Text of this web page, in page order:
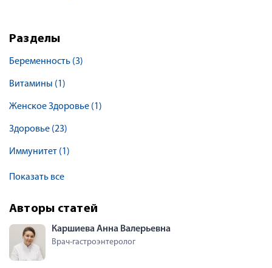
Разделы
Беременность (3)
Витамины (1)
Женское Здоровье (1)
Здоровье (23)
Иммунитет (1)
Показать все
Авторы статей
Каршиева Анна Валерьевна
Врач-гастроэнтеролог